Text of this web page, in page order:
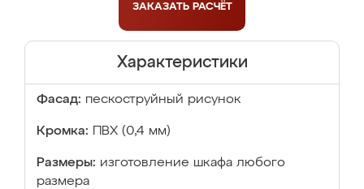
ЗАКАЗАТЬ РАСЧЁТ
Характеристики
Фасад: пескоструйный рисунок
Кромка: ПВХ (0,4 мм)
Размеры: изготовление шкафа любого
размера